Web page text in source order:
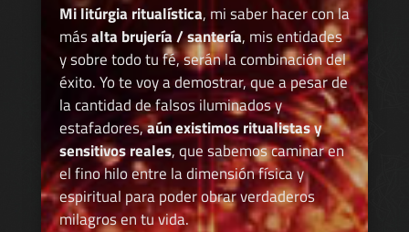
Mi litúrgia ritualística, mi saber hacer con la
másalta brujería / santería, mis entidades
y sobre todo tu fé, serán la combinación del
éxito. Yo te voy a demostrar, que a pesar de
la cantidad de falsos iluminados y
estafadores,aún existimos ritualistas y
sensitivos reales, que sabemos caminar en
el fino hilo entre la dimensión física y
espiritual para poder obrar verdaderos
milagros en tu vida.